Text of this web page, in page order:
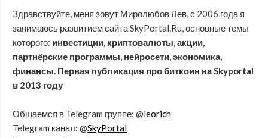
Здравствуйте, меня зовут Миролюбов Лев, с 2006 года я
занимаюсь развитием сайта SkyPortal.Ru, основные темы
которого: инвестиции, криптовалюты, акции,
партнёрские программы, нейросети, экономика,
финансы. Первая публикация про биткоин на Skyportal
в 2013 году
Общаемся в Telegram группе: @leorich
Telegram канал: @SkyPortal